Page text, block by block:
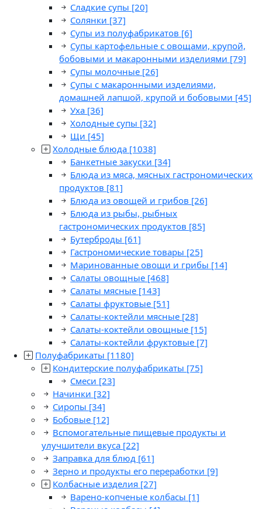
Сладкие супы [20]
Солянки [37]
Супы из полуфабрикатов [6]
Супы картофельные с овощами, крупой,
бобовыми и макаронными изделиями [79]
Супы молочные [26]
Супы с макаронными изделиями,
домашней лапшой, крупой и бобовыми [45]
Уха [36]
Холодные супы [32]
Щи [45]
Холодные блюда [1038]
Банкетные закуски [34]
Блюда из мяса, мясных гастрономических
продуктов [81]
Блюда из овощей и грибов [26]
Блюда из рыбы, рыбных
гастрономических продуктов [85]
Бутерброды [61]
Гастрономические товары [25]
Маринованные овощи и грибы [14]
Салаты овощные [468]
Салаты мясные [143]
Салаты фруктовые [51]
Салаты-коктейли мясные [28]
Салаты-коктейли овощные [15]
Салаты-коктейли фруктовые [7]
Полуфабрикаты [1180]
Кондитерские полуфабрикаты [75]
Смеси [23]
Начинки [32]
Сиропы [34]
Бобовые [12]
Вспомогательные пищевые продукты и
улучшители вкуса [22]
Заправка для блюд [61]
Зерно и продукты его переработки [9]
Колбасные изделия [27]
Варено-копченые колбасы [1]